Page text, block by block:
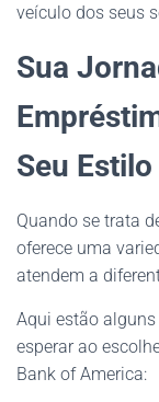
veículo dos seus
Sua
Seu
Quando se trata
oferece uma
atendem a
Aqui estão
esperar ao
Bank of America: